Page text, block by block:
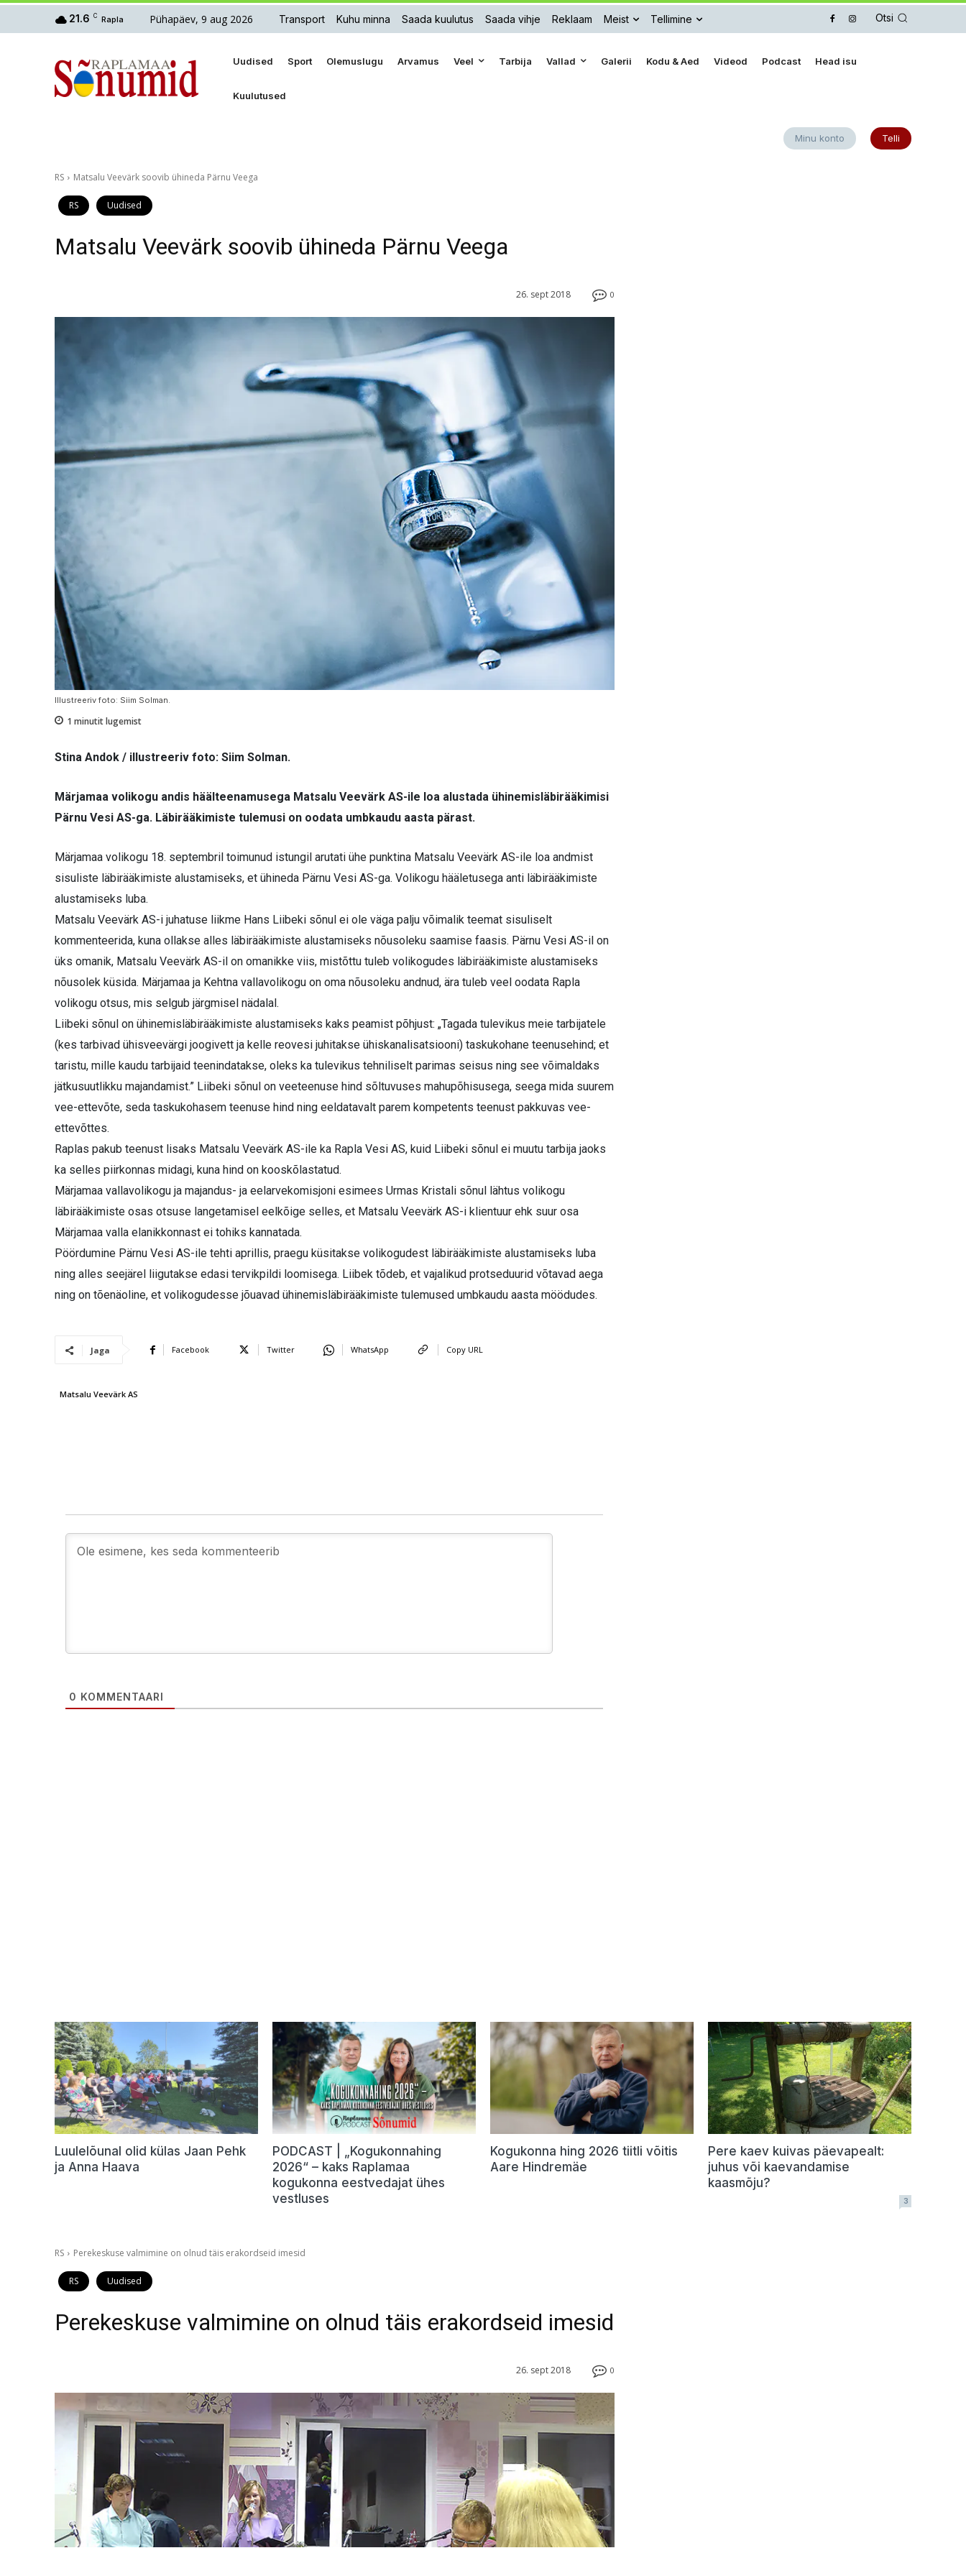
21.6 C Rapla Pühapäev, 9 aug 2026 Transport Kuhu minna Saada kuulutus Saada vihje Reklaam Meist Tellimine Otsi
Uudised Sport Olemuslugu Arvamus Veel Tarbija Vallad Galerii Kodu & Aed Videod Podcast Head isu
Kuulutused
Minu konto Telli
RS Matsalu Veevärk soovib ühineda Pärnu Veega
RS Uudised
Matsalu Veevärk soovib ühineda Pärnu Veega
0
26. sept 2018
Illustreeriv foto: Siim Solman.
1 minutit lugemist
Stina Andok / illustreeriv foto: Siim Solman.
Märjamaa volikogu andis häälteenamusega Matsalu Veevärk AS-ile loa alustada ühinemisläbirääkimisi
Pärnu Vesi AS-ga. Läbirääkimiste tulemusi on oodata umbkaudu aasta pärast.
Märjamaa volikogu 18. septembril toimunud istungil arutati ühe punktina Matsalu Veevärk AS-ile loa andmist
sisuliste läbirääkimiste alustamiseks, et ühineda Pärnu Vesi AS-ga. Volikogu hääletusega anti läbirääkimiste
alustamiseks luba.
Matsalu Veevärk AS-i juhatuse liikme Hans Liibeki sõnul ei ole väga palju võimalik teemat sisuliselt
kommenteerida, kuna ollakse alles läbirääkimiste alustamiseks nõusoleku saamise faasis. Pärnu Vesi AS-il on
üks omanik, Matsalu Veevärk AS-il on omanikke viis, mistõttu tuleb volikogudes läbirääkimiste alustamiseks
nõusolek küsida. Märjamaa ja Kehtna vallavolikogu on oma nõusoleku andnud, ära tuleb veel oodata Rapla
volikogu otsus, mis selgub järgmisel nädalal.
Liibeki sõnul on ühinemisläbirääkimiste alustamiseks kaks peamist põhjust: „Tagada tulevikus meie tarbijatele
(kes tarbivad ühisveevärgi joogivett ja kelle reovesi juhitakse ühiskanalisatsiooni) taskukohane teenusehind; et
taristu, mille kaudu tarbijaid teenindatakse, oleks ka tulevikus tehniliselt parimas seisus ning see võimaldaks
jätkusuutlikku majandamist.” Liibeki sõnul on veeteenuse hind sõltuvuses mahupõhisusega, seega mida suurem
vee-ettevõte, seda taskukohasem teenuse hind ning eeldatavalt parem kompetents teenust pakkuvas vee-
ettevõttes.
Raplas pakub teenust lisaks Matsalu Veevärk AS-ile ka Rapla Vesi AS, kuid Liibeki sõnul ei muutu tarbija jaoks
ka selles piirkonnas midagi, kuna hind on kooskõlastatud.
Märjamaa vallavolikogu ja majandus- ja eelarvekomisjoni esimees Urmas Kristali sõnul lähtus volikogu
läbirääkimiste osas otsuse langetamisel eelkõige selles, et Matsalu Veevärk AS-i klientuur ehk suur osa
Märjamaa valla elanikkonnast ei tohiks kannatada.
Pöördumine Pärnu Vesi AS-ile tehti aprillis, praegu küsitakse volikogudest läbirääkimiste alustamiseks luba
ning alles seejärel liigutakse edasi tervikpildi loomisega. Liibek tõdeb, et vajalikud protseduurid võtavad aega
ning on tõenäoline, et volikogudesse jõuavad ühinemisläbirääkimiste tulemused umbkaudu aasta möödudes.
Jaga Facebook Twitter WhatsApp Copy URL
Matsalu Veevärk AS
0 KOMMENTAARI
Luulelõunal olid külas Jaan Pehk
ja Anna Haava
PODCAST | „Kogukonnahing
2026“ – kaks Raplamaa
kogukonna eestvedajat ühes
vestluses
Kogukonna hing 2026 tiitli võitis
Aare Hindremäe
Pere kaev kuivas päevapealt:
juhus või kaevandamise
kaasmõju?
3